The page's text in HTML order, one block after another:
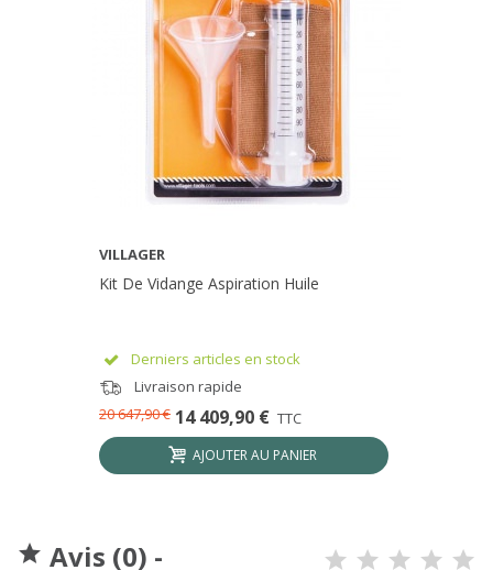
VILLAGER
Kit De Vidange Aspiration Huile
Derniers articles en stock
Livraison rapide
14 409,90 € TTC
20 647,90 €
AJOUTER AU PANIER
 Avis (0) -